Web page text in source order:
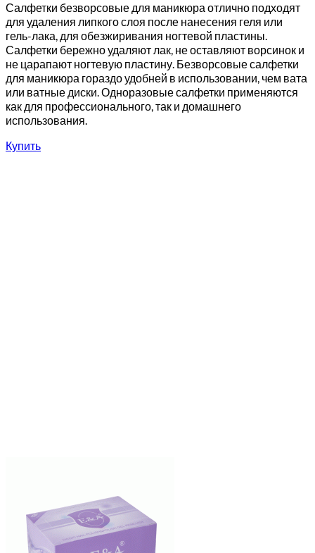
Салфетки безворсовые для маникюра отлично подходят
для удаления липкого слоя после нанесения геля или
гель-лака, для обезжиривания ногтевой пластины.
Салфетки бережно удаляют лак, не оставляют ворсинок и
не царапают ногтевую пластину. Безворсовые салфетки
для маникюра гораздо удобней в использовании, чем вата
или ватные диски. Одноразовые салфетки применяются
как для профессионального, так и домашнего
использования.
Купить